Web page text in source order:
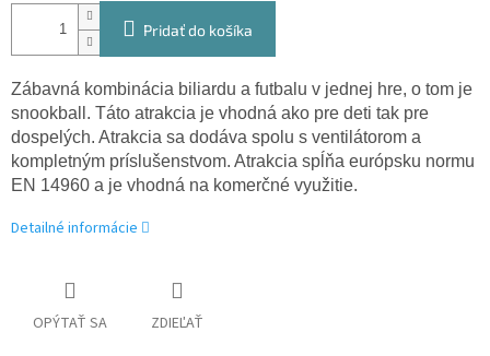
Pridať do košíka
Zábavná kombinácia biliardu a futbalu v jednej hre, o tom je
snookball. Táto atrakcia je vhodná ako pre deti tak pre
dospelých. Atrakcia sa dodáva spolu s ventilátorom a
kompletným príslušenstvom. Atrakcia spĺňa európsku normu
EN 14960 a je vhodná na komerčné využitie.
Detailné informácie
OPÝTAŤ SA ZDIEĽAŤ